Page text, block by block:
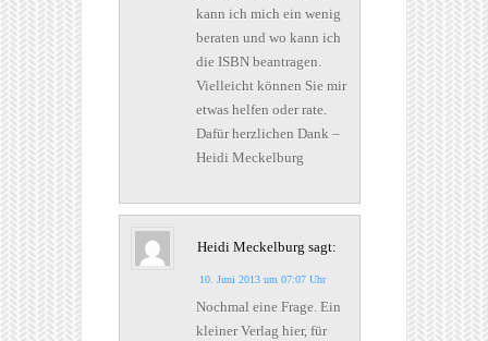
kann ich mich ein wenig
beraten und wo kann ich
die ISBN beantragen.
Vielleicht können Sie mir
etwas helfen oder rate.
Dafür herzlichen Dank –
Heidi Meckelburg
Heidi Meckelburg sagt:
10. Juni 2013 um 07:07 Uhr
Nochmal eine Frage. Ein
kleiner Verlag hier, für